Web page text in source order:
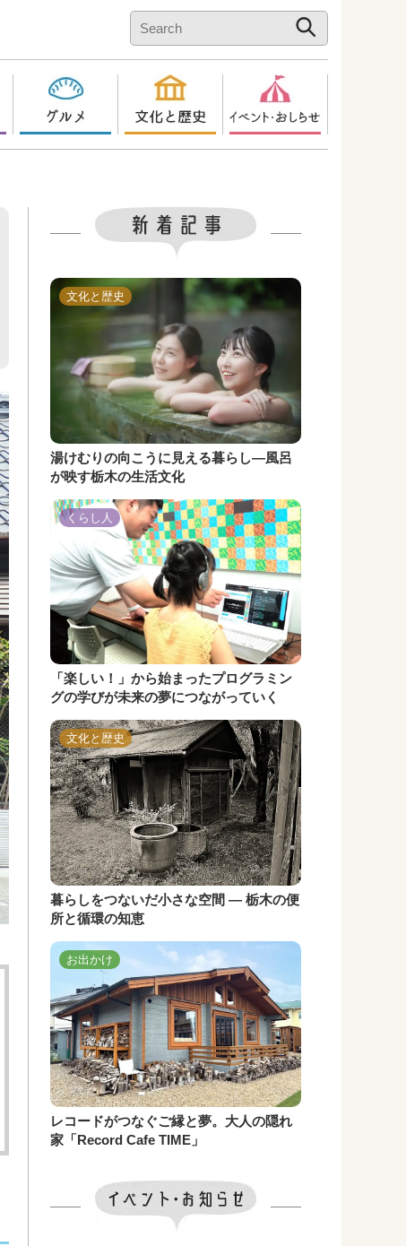
文化と歴史
湯けむりの向こうに見える暮らし―風呂
が映す栃木の生活文化
くらし人
「楽しい！」から始まったプログラミン
グの学びが未来の夢につながっていく
文化と歴史
暮らしをつないだ小さな空間 ― 栃木の便
所と循環の知恵
お出かけ
レコードがつなぐご縁と夢。大人の隠れ
家「Record Cafe TIME」